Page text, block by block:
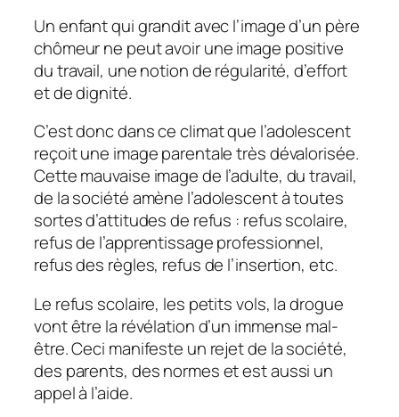
Un enfant qui grandit avec l’image d’un père
chômeur ne peut avoir une image positive
du travail, une notion de régularité, d’effort
et de dignité.
C’est donc dans ce climat que l’adolescent
reçoit une image parentale très dévalorisée.
Cette mauvaise image de l’adulte, du travail,
de la société amène l’adolescent à toutes
sortes d’attitudes de refus : refus scolaire,
refus de l’apprentissage professionnel,
refus des règles, refus de l’insertion, etc.
Le refus scolaire, les petits vols, la drogue
vont être la révélation d’un immense mal-
être. Ceci manifeste un rejet de la société,
des parents, des normes et est aussi un
appel à l’aide.